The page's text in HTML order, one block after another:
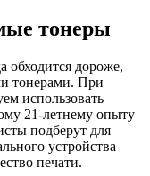
тонеры
обходится дороже,
тонерами. При
использовать
21-летнему опыту
подберут для
устройства
печати.